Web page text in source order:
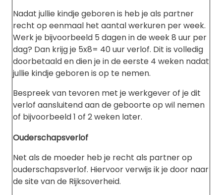
Nadat jullie kindje geboren is heb je als partner
recht op eenmaal het aantal werkuren per week.
Werk je bijvoorbeeld 5 dagen in de week 8 uur per
dag? Dan krijg je 5x8= 40 uur verlof. Dit is volledig
doorbetaald en dien je in de eerste 4 weken nadat
jullie kindje geboren is op te nemen.
Bespreek van tevoren met je werkgever of je dit
verlof aansluitend aan de geboorte op wil nemen
of bijvoorbeeld 1 of 2 weken later.
Ouderschapsverlof
Net als de moeder heb je recht als partner op
ouderschapsverlof. Hiervoor verwijs ik je door naar
de site van de Rijksoverheid.